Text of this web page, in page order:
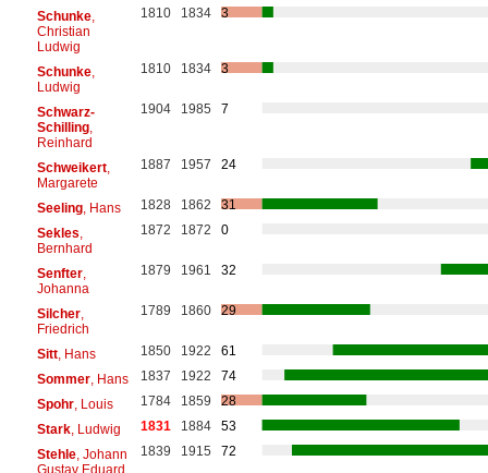
Schunke,
Christian
Ludwig
1810 1834 3
Schunke,
Ludwig
1810 1834 3
Schwarz-
Schilling,
Reinhard
1904 1985 7
Schweikert,
Margarete
1887 1957 24
Seeling, Hans 1828 1862
31
Sekles
Bernhard
1872 1872 0
Senfter,
Johanna
1879 1961 32
Silcher,
Friedrich
1789 1860 29
Sitt, Hans 1850 1922
61
Sommer, Hans 1837 1922
74
Spohr, Louis 1784 1859
28
Stark, Ludwig 1831 1884
53
Stehle, Johann
Gustav Eduard
1839 1915 72